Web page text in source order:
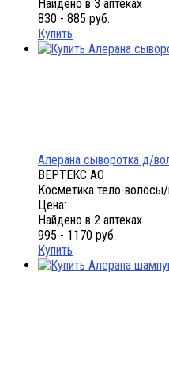
Найдено в 3 аптеках
830 - 885 руб.
Купить
Алерана сыворотка д/
ВЕРТЕКС АО
Косметика тело-
Цена:
Найдено в 2 аптеках
995 - 1170 руб.
Купить